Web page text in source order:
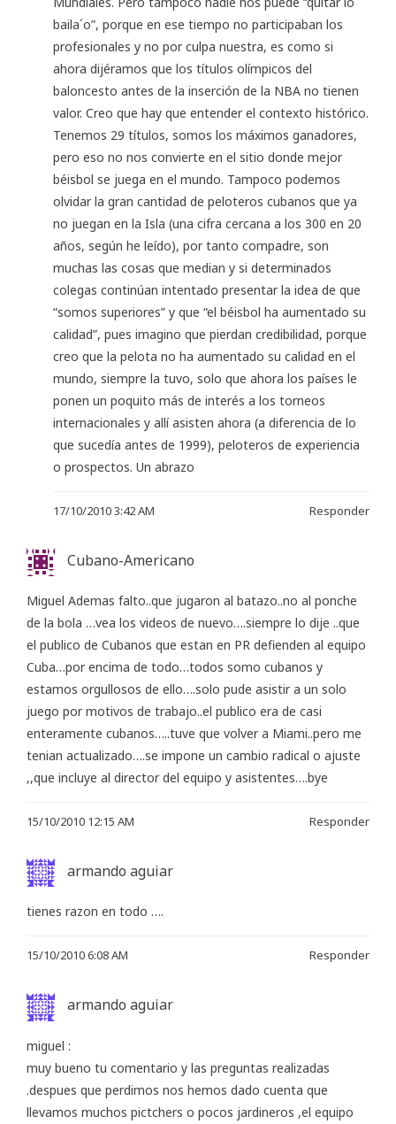
baila´o”, porque en ese tiempo no participaban los
profesionales y no por culpa nuestra, es como si
ahora dijéramos que los títulos olímpicos del
baloncesto antes de la inserción de la NBA no tienen
valor. Creo que hay que entender el contexto histórico.
Tenemos 29 títulos, somos los máximos ganadores,
pero eso no nos convierte en el sitio donde mejor
béisbol se juega en el mundo. Tampoco podemos
olvidar la gran cantidad de peloteros cubanos que ya
no juegan en la Isla (una cifra cercana a los 300 en 20
años, según he leído), por tanto compadre, son
muchas las cosas que median y si determinados
colegas continúan intentado presentar la idea de que
“somos superiores” y que “el béisbol ha aumentado su
calidad”, pues imagino que pierdan credibilidad, porque
creo que la pelota no ha aumentado su calidad en el
mundo, siempre la tuvo, solo que ahora los países le
ponen un poquito más de interés a los torneos
internacionales y allí asisten ahora (a diferencia de lo
que sucedía antes de 1999), peloteros de experiencia
o prospectos. Un abrazo
17/10/2010 3:42 AM Responder
Cubano-Americano
Miguel Ademas falto..que jugaron al batazo..no al ponche
de la bola …vea los videos de nuevo….siempre lo dije ..que
el publico de Cubanos que estan en PR defienden al equipo
Cuba…por encima de todo…todos somo cubanos y
estamos orgullosos de ello….solo pude asistir a un solo
juego por motivos de trabajo..el publico era de casi
enteramente cubanos…..tuve que volver a Miami..pero me
tenian actualizado….se impone un cambio radical o ajuste
,,que incluye al director del equipo y asistentes….bye
15/10/2010 12:15 AM Responder
armando aguiar
tienes razon en todo ….
15/10/2010 6:08 AM Responder
armando aguiar
miguel :
muy bueno tu comentario y las preguntas realizadas
.despues que perdimos nos hemos dado cuenta que
llevamos muchos pictchers o pocos jardineros ,el equipo